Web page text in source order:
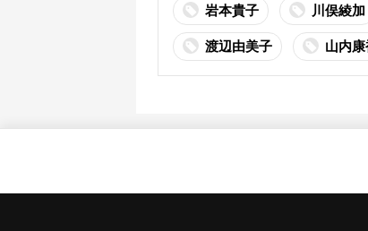
岩本貴子 川俣綾加
渡辺由美子 山内